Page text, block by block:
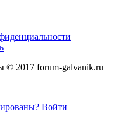
© 2017 forum-galvanik.ru
Войти